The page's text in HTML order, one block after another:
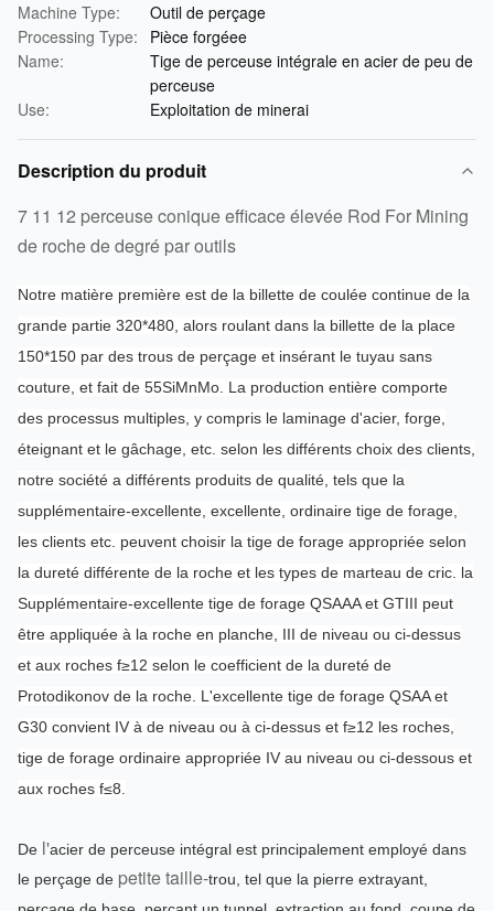
Machine Type:
Outil de perçage
Processing Type:
Pièce forgéee
Name:
Tige de perceuse intégrale en acier de peu de
perceuse
Use:
Exploitation de minerai
Description du produit
7 11 12 perceuse conique efficace élevée Rod For Mining
de roche de degré par outils
Notre matière première est de la billette de coulée continue de la
grande partie 320*480, alors roulant dans la billette de la place
150*150 par des trous de perçage et insérant le tuyau sans
couture, et fait de 55SiMnMo. La production entière comporte
des processus multiples, y compris le laminage d'acier, forge,
éteignant et le gâchage, etc. selon les différents choix des clients,
notre société a différents produits de qualité, tels que la
supplémentaire-excellente, excellente, ordinaire tige de forage,
les clients etc. peuvent choisir la tige de forage appropriée selon
la dureté différente de la roche et les types de marteau de cric. la
Supplémentaire-excellente tige de forage QSAAA et GTIII peut
être appliquée à la roche en planche, III de niveau ou ci-dessus
et aux roches f≥12 selon le coefficient de la dureté de
Protodikonov de la roche. L'excellente tige de forage QSAA et
G30 convient IV à de niveau ou à ci-dessus et f≥12 les roches,
tige de forage ordinaire appropriée IV au niveau ou ci-dessous et
aux roches f≤8.
De l'acier de perceuse intégral est principalement employé dans
le perçage de petite taille-trou , tel que la pierre extrayant,